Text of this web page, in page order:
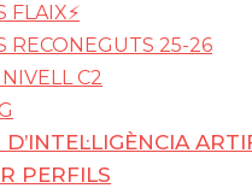
FLAIX⚡️
RECONEGUTS 25-26
C2
D’INTEL·LIGÈNCIA
PERFILS